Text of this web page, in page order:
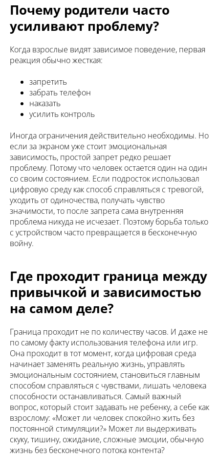
Почему родители часто
усиливают проблему?
Когда взрослые видят зависимое поведение, первая
реакция обычно жесткая:
запретить
забрать телефон
наказать
усилить контроль
Иногда ограничения действительно необходимы. Но
если за экраном уже стоит эмоциональная
зависимость, простой запрет редко решает
проблему. Потому что человек остается один на один
со своим состоянием. Если подросток использовал
цифровую среду как способ справляться с тревогой,
уходить от одиночества, получать чувство
значимости, то после запрета сама внутренняя
проблема никуда не исчезает. Поэтому борьба только
с устройством часто превращается в бесконечную
войну.
Где проходит граница между
привычкой и зависимостью
на самом деле?
Граница проходит не по количеству часов. И даже не
по самому факту использования телефона или игр.
Она проходит в тот момент, когда цифровая среда
начинает заменять реальную жизнь, управлять
эмоциональным состоянием, становиться главным
способом справляться с чувствами, лишать человека
способности останавливаться. Самый важный
вопрос, который стоит задавать не ребенку, а себе как
взрослому: «Может ли человек спокойно жить без
постоянной стимуляции?» Может ли выдерживать
скуку, тишину, ожидание, сложные эмоции, обычную
жизнь без бесконечного потока контента?
с лудоманией»
ИНН 7814782783